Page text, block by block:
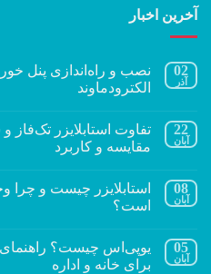
آخرین اخبار
02
آذر
نصب و راه‌اندازی پنل
الکترودماوند
22
آبان
تفاوت استابلایزر
مقایسه و کاربرد
08
آبان
استابلایزر چیست و
است؟
05
آبان
برای خانه و اداره